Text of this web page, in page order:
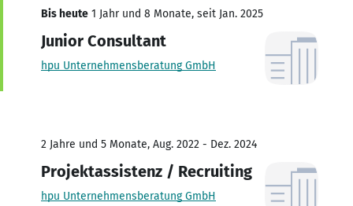
Bis heute 1 Jahr und 8 Monate, seit Jan. 2025
Junior Consultant
hpu Unternehmensberatung GmbH
2 Jahre und 5 Monate, Aug. 2022 - Dez. 2024
Projektassistenz / Recruiting
hpu Unternehmensberatung GmbH